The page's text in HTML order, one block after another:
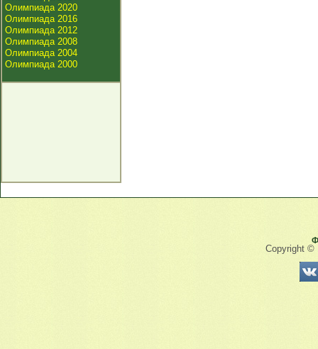
Олимпиада 2020
Олимпиада 2016
Олимпиада 2012
Олимпиада 2008
Олимпиада 2004
Олимпиада 2000
Copyright ©